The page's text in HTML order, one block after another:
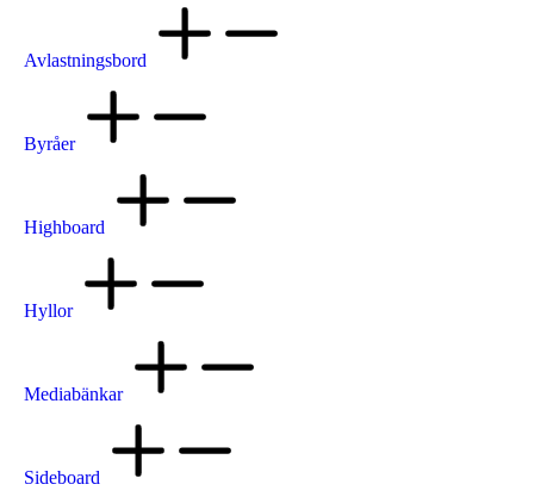
Avlastningsbord
Byråer
Highboard
Hyllor
Mediabänkar
Sideboard